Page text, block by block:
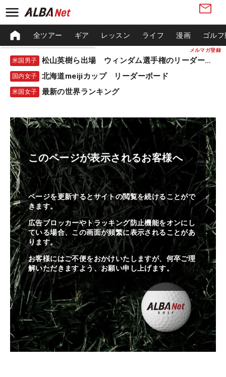
メルマガ登録
全ツアー ギア レッスン ライフ 漫画 ゴル
米国男子 松山英樹ら出場 ウィンダム選手権のリーダーボード
国内女子 北海道meijiカップ リーダーボード
米国女子 最新の世界ランキング
このページが表示されるお客様へ
ページを更新するとサイトの閲覧を続けることがで
きます。
広告ブロッカーやトラッキング防止機能をオンにし
ている場合、この画面が頻繁に表示されることがあ
ります。
お客様にはご不便をおかけいたしますが、何卒ご理
解いただきますよう、お願い申し上げます。